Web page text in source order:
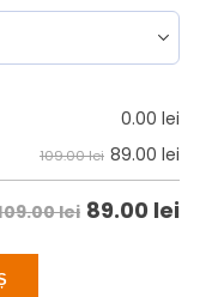
0.00 lei
109.00 lei 89.00 lei
lei 89.00 lei